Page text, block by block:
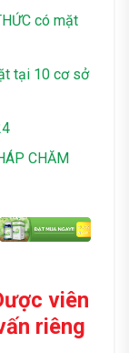
có mặt
tại 10 cơ sở
CHĂM
viên
riêng